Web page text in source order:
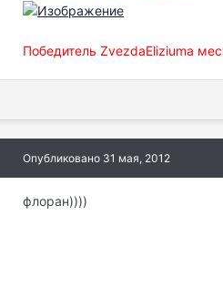
Победитель ZvezdaEliziuma
Опубликовано 31 мая, 2012
флоран))))